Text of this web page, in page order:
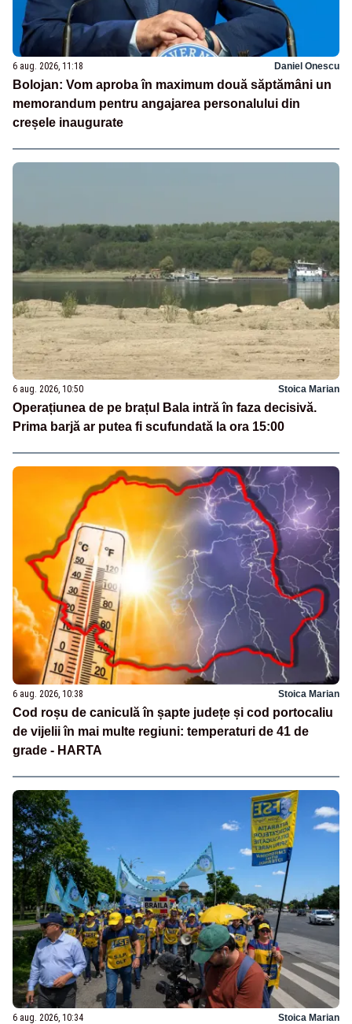
6 aug. 2026, 11:18 Daniel Onescu
Bolojan: Vom aproba în maximum două săptămâni un
memorandum pentru angajarea personalului din
creșele inaugurate
6 aug. 2026, 10:50 Stoica Marian
Operațiunea de pe brațul Bala intră în faza decisivă.
Prima barjă ar putea fi scufundată la ora 15:00
6 aug. 2026, 10:38 Stoica Marian
Cod roșu de caniculă în șapte județe și cod portocaliu
de vijelii în mai multe regiuni: temperaturi de 41 de
grade - HARTA
6 aug. 2026, 10:34 Stoica Marian